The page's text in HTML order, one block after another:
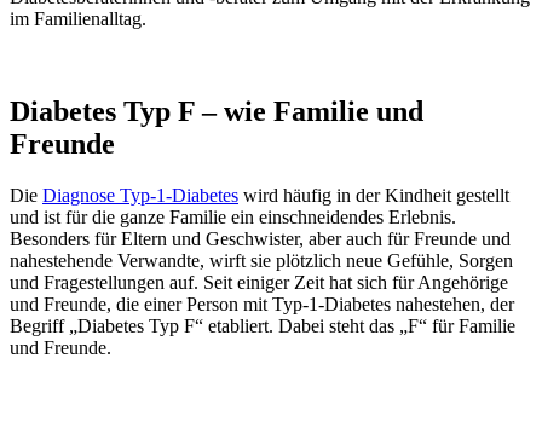
im Familienalltag.
Diabetes Typ F – wie Familie und
Freunde
Die Diagnose Typ-1-Diabetes wird häufig in der Kindheit gestellt
und ist für die ganze Familie ein einschneidendes Erlebnis.
Besonders für Eltern und Geschwister, aber auch für Freunde und
nahestehende Verwandte, wirft sie plötzlich neue Gefühle, Sorgen
und Fragestellungen auf. Seit einiger Zeit hat sich für Angehörige
und Freunde, die einer Person mit Typ-1-Diabetes nahestehen, der
Begriff „Diabetes Typ F“ etabliert. Dabei steht das „F“ für Familie
und Freunde.